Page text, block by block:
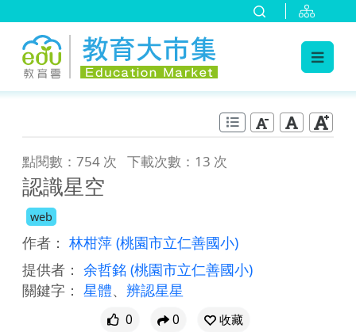
點閱數：754 次 下載次數：13 次
認識星空
web
作者： 林柑萍 (桃園市立仁善國小)
提供者： 余哲銘 (桃園市立仁善國小)
關鍵字： 星體、 辨認星星
0 0
收藏